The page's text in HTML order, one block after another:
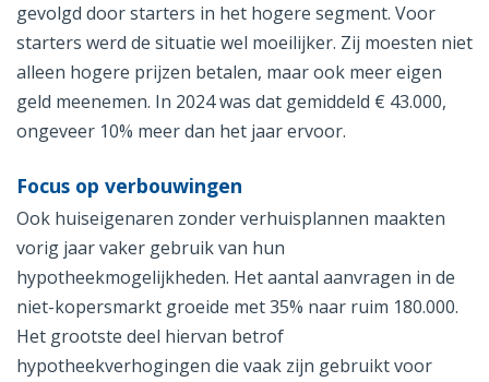
gevolgd door starters in het hogere segment. Voor
starters werd de situatie wel moeilijker. Zij moesten niet
alleen hogere prijzen betalen, maar ook meer eigen
geld meenemen. In 2024 was dat gemiddeld € 43.000,
ongeveer 10% meer dan het jaar ervoor.
Focus op verbouwingen
Ook huiseigenaren zonder verhuisplannen maakten
vorig jaar vaker gebruik van hun
hypotheekmogelijkheden. Het aantal aanvragen in de
niet-kopersmarkt groeide met 35% naar ruim 180.000.
Het grootste deel hiervan betrof
hypotheekverhogingen die vaak zijn gebruikt voor